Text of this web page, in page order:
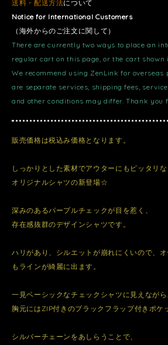
送料・配送方法について
Notice for International Customers
（海外からのご注文に関して）
There are currently two ways to place an
regular cart on this page, or the cart shown
We recommend using ZenLink for overseas
are separate services, shipping fees,
and other conditions may differ. Thank you
販売価格は税込み価格となります。
しっかりとした素材でアウターにもピッタリな
オリジナルシャツの新登場☆
深みのあるパープルチェックが目を惹く、
存在感抜群のデザインシャツです。
ハリがあり、シルエットが崩れにくいので、
もラインが綺麗に出ます。
一見ベーシックなチェックシャツに見えながら
胸元にはZIP付きのブラックフラップ付きポケ
シルバーチェーンをあしらうことで、